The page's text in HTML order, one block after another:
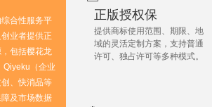
综合性服务平
业者提供‌正
包括‌樱花龙
Qiyeku（企业
、快消品等
及市场数据
‌正版授权保
提供商标使用范围、期限、地
域的灵活定制方案，支持‌普通
许可、独占许可‌等多种模式。